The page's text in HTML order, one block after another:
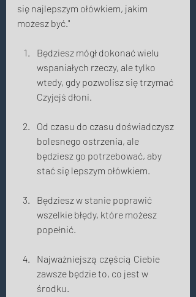
się najlepszym ołówkiem, jakim
możesz być."
Będziesz mógł dokonać wielu
wspaniałych rzeczy, ale tylko
wtedy, gdy pozwolisz się trzymać
Czyjejś dłoni.
Od czasu do czasu doświadczysz
bolesnego ostrzenia, ale
będziesz go potrzebować, aby
stać się lepszym ołówkiem.
Będziesz w stanie poprawić
wszelkie błędy, które możesz
popełnić.
Najważniejszą częścią Ciebie
zawsze będzie to, co jest w
środku.